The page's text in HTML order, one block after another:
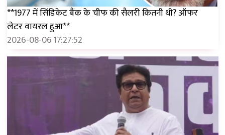
**1977 में सिंडिकेट बैंक के चीफ की सैलरी कितनी थी? ऑफर
लेटर वायरल हुआ**
2026-08-06 17:27:52